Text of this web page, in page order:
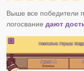
Выше все победители
логосваниедают